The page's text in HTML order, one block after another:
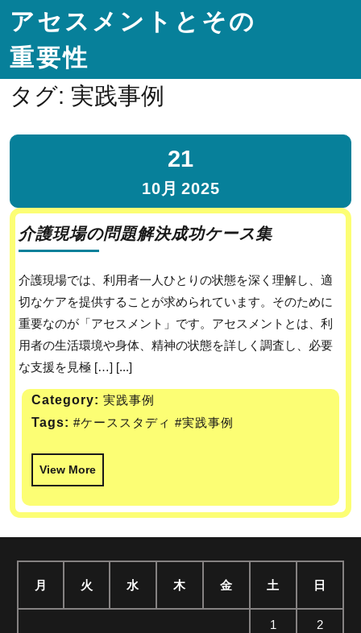
アセスメントとその
重要性
タグ: 実践事例
21
10月 2025
介護現場の問題解決成功ケース集
介護現場では、利用者一人ひとりの状態を深く理解し、適
切なケアを提供することが求められています。そのために
重要なのが「アセスメント」です。アセスメントとは、利
用者の生活環境や身体、精神の状態を詳しく調査し、必要
な支援を見極 […] [...]
Category: 実践事例
Tags: #ケーススタディ #実践事例
View More
月 火 水 木 金 土 日
1 2